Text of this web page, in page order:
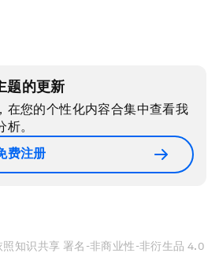
题的更新
在您的个性化内容合集中查看我
。
费注册
知识共享 署名-非商业性-非衍生品 4.0